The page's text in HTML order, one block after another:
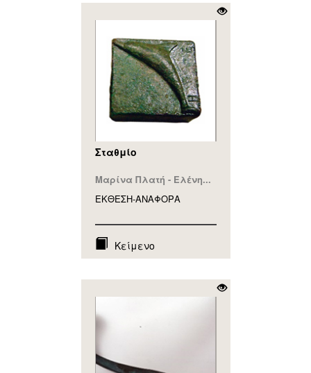
Σταθμίο
Μαρίνα Πλατή - Ελένη...
ΕΚΘΕΣΗ-ΑΝΑΦΟΡA
Κείμενο